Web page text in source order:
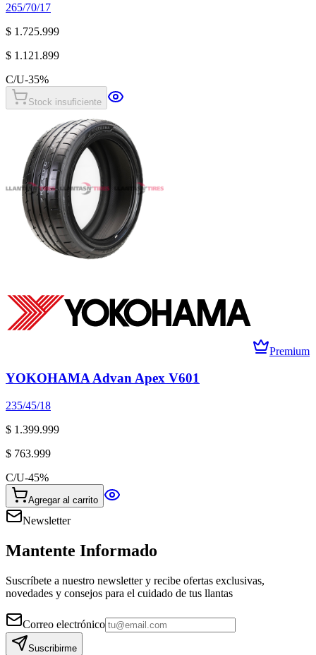
265/70/17
$ 1.725.999
$ 1.121.899
C/U-35%
Stock insuficiente
Premium
YOKOHAMA Advan Apex V601
235/45/18
$ 1.399.999
$ 763.999
C/U-45%
Agregar al carrito
Newsletter
Mantente Informado
Suscríbete a nuestro newsletter y recibe ofertas exclusivas,
novedades y consejos para el cuidado de tus llantas
Correo electrónico
Suscribirme